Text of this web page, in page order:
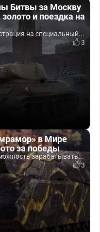
Битвы за Москву
и поездка на
на специальный...
3
в Мире
за победы
зарабатывать...
3